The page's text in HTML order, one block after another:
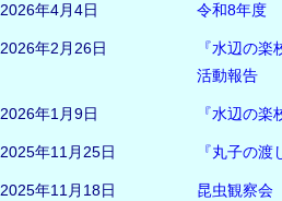
2026年4月4日 令和8年度
2026年2月26日
『水辺の
活動報告
2026年1月9日 『水辺の
2025年11月25日 『丸子の
2025年11月18日 昆虫観察